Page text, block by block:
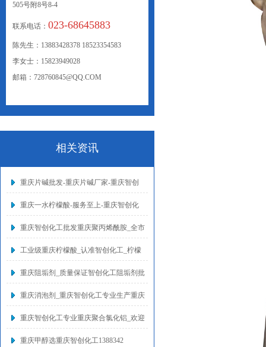
505号附8号8-4
联系电话： 023-68645883
陈先生：13883428378 18523354583
李女士：15823949028
邮箱：728760845@QQ.COM
相关资讯
重庆片碱批发-重庆片碱厂家-重庆智创
重庆一水柠檬酸-服务至上-重庆智创化
重庆智创化工批发重庆聚丙烯酰胺_全市
工业级重庆柠檬酸_认准智创化工_柠檬
重庆阻垢剂_质量保证智创化工阻垢剂批
重庆消泡剂_重庆智创化工专业生产重庆
重庆智创化工专业重庆聚合氯化铝_欢迎
重庆甲醇选重庆智创化工1388342